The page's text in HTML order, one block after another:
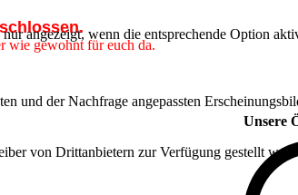
wie gewohnt für euch da.
Unsere
angezeigt, wenn die entsprechende Option
und der Nachfrage angepassten
von Drittanbietern zur Verfügung gestellt